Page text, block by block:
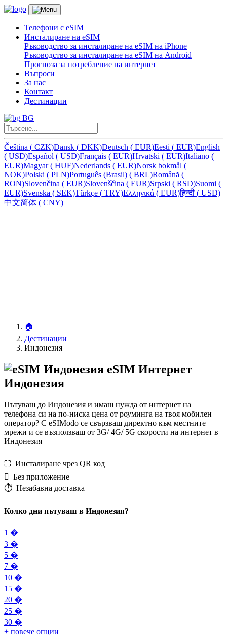
Телефони с eSIM
Инсталиране на eSIM
Ръководство за инсталиране на eSIM на iPhone
Ръководство за инсталиране на eSIM на Android
Прогноза за потребление на интернет
Въпроси
За нас
Контакт
Дестинации
BG
Čeština ( CZK)Dansk ( DKK)Deutsch ( EUR)Eesti ( EUR)English
( USD)Español ( USD)Français ( EUR)Hrvatski ( EUR)Italiano (
EUR)Magyar( HUF)Nederlands ( EUR)Norsk bokmål (
NOK)Polski ( PLN)Português (Brasil) ( BRL)Română (
RON)Slovenčina ( EUR)Slovenščina ( EUR)Srpski ( RSD)Suomi (
EUR)Svenska ( SEK)Türkçe ( TRY)Ελληνικά ( EUR)हिन्दी ( USD)
中文简体 ( CNY)
🏠
Дестинации
Индонезия
eSIM Интернет
Индонезия
Пътуваш до Индонезия и имаш нужда от интернет на
телефона си на по-ниска цена от роуминга на твоя мобилен
оператор? С eSIModo се свързваш директно към местните
мрежи и се възползваш от 3G/ 4G/ 5G скорости на интернет в
Индонезия
⛶️️ Инсталиране чрез QR код
️ Без приложение
⏱️️ Незабавна доставка
Колко дни пътуваш в Индонезия?
1 �
3 �
5 �
7 �
10 �
15 �
20 �
25 �
30 �
+ повече опции